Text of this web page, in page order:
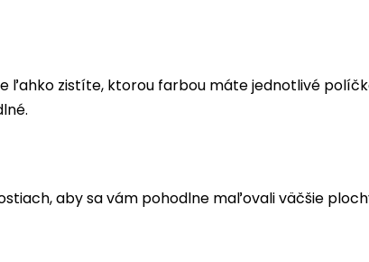
ľahko zistíte, ktorou farbou máte jednotlivé
aby sa vám pohodlne maľovali väčšie